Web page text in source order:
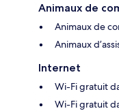
Animaux de
Animaux de
Animaux
Internet
Wi-Fi gratuit
Wi-Fi gratuit